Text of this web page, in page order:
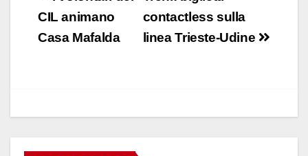
e
b
A
e
dI
di
vi
articoli
contactless sulla
linea Trieste-Udine
CIL animano
Casa Mafalda